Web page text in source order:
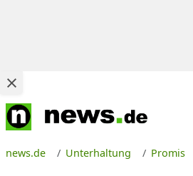
news.de Unterhaltung Promis